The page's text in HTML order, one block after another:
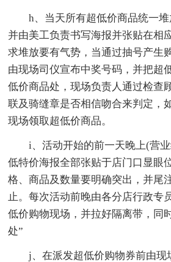
h、当天所有超低价商品统一堆
并由美工负责书写海报并张贴在相
求堆放要有气势，当通过抽号产生
由现场司仪宣布中奖号码，并把超
低价商品处，现场负责人通过检查
联及骑缝章是否相信吻合来判定，
现场领取超低价商品。
i、活动开始的前一天晚上(营
低特价海报全部张贴于店门口显眼
格、商品及数量要明确突出，并尾
止。每次活动前晚由各分店行政专
低价购物现场，并拉好隔离带，同
处”
j、在派发超低价购物券前由现